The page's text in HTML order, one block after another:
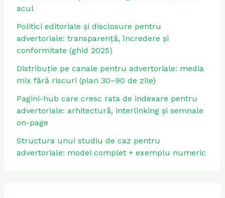
acul
Politici editoriale și disclosure pentru
advertoriale: transparență, încredere și
conformitate (ghid 2025)
Distribuție pe canale pentru advertoriale: media
mix fără riscuri (plan 30–90 de zile)
Pagini-hub care cresc rata de indexare pentru
advertoriale: arhitectură, interlinking și semnale
on-page
Structura unui studiu de caz pentru
advertoriale: model complet + exemplu numeric